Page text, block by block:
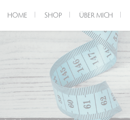
HOME SHOP ÜBER MICH